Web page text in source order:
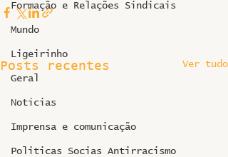
Formação e Relações Sindicais
Mundo
Ligeirinho
Geral
Notícias
Imprensa e comunicação
Politicas Socias Antirracismo
Posts recentes Ver tudo